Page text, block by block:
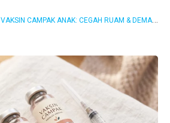
VAKSIN CAMPAK ANAK: CEGAH RUAM & DEMAM